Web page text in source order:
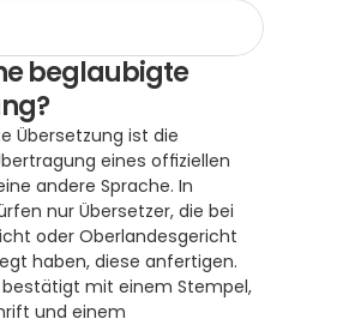
beglaubigte
Übersetzung ist die
eines offiziellen
andere Sprache. In
nur Übersetzer, die bei
oder Oberlandesgericht
haben, diese anfertigen.
bestätigt mit einem Stempel,
und einem